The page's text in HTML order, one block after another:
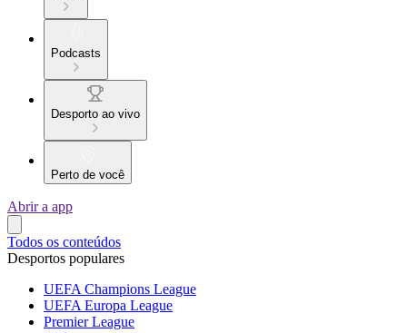
Podcasts
Desporto ao vivo
Perto de você
Abrir a app
Todos os conteúdos
Desportos populares
UEFA Champions League
UEFA Europa League
Premier League